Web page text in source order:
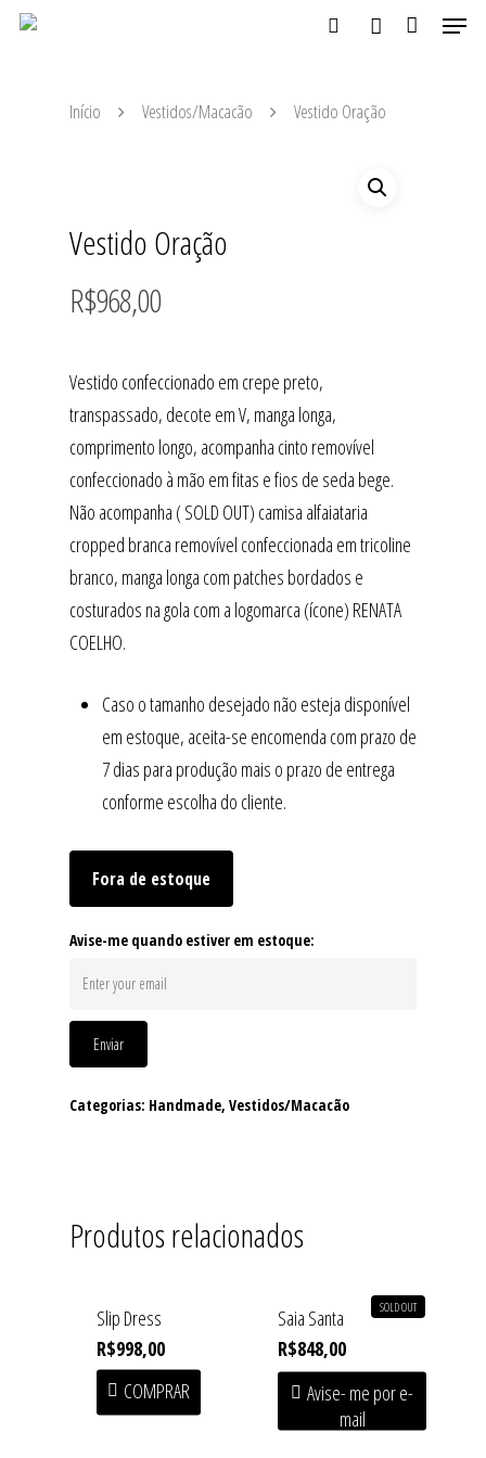
Início Vestidos/Macacão Vestido Oração
Vestido Oração
R$968,00
Vestido confeccionado em crepe preto,
transpassado, decote em V, manga longa,
comprimento longo, acompanha cinto removível
confeccionado à mão em fitas e fios de seda bege.
Não acompanha ( SOLD OUT) camisa alfaiataria
cropped branca removível confeccionada em tricoline
branco, manga longa com patches bordados e
costurados na gola com a logomarca (ícone) RENATA
COELHO.
Caso o tamanho desejado não esteja disponível
em estoque, aceita-se encomenda com prazo de
7 dias para produção mais o prazo de entrega
conforme escolha do cliente.
Fora de estoque
Avise-me quando estiver em estoque:
Enviar
Categorias: Handmade, Vestidos/Macacão
Produtos relacionados
Slip Dress
R$998,00
COMPRAR
Saia Santa
R$848,00
Avise- me por e-
mail
SOLD OUT
Home
Shop
Institucional